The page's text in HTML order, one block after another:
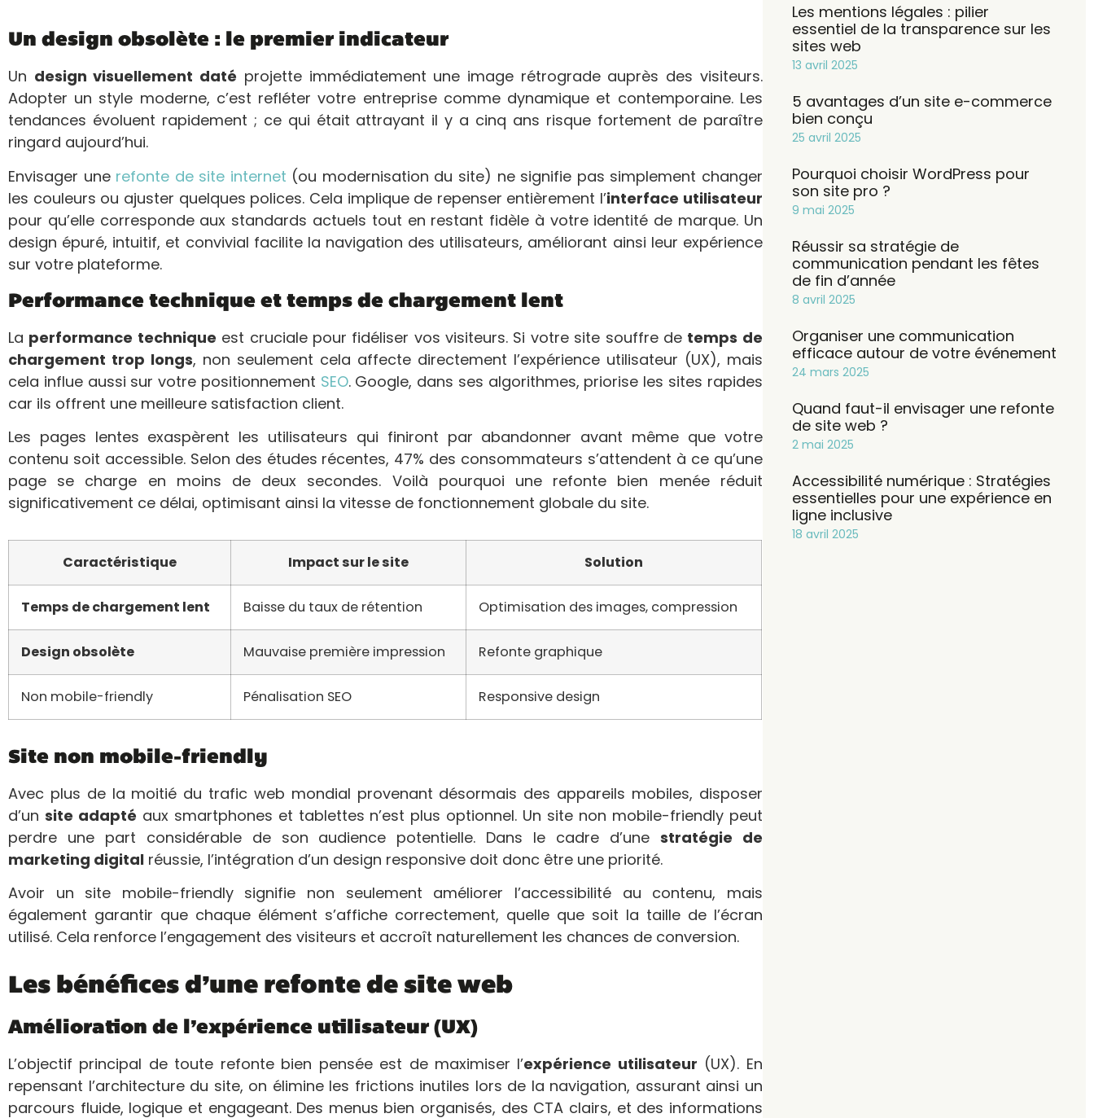
Un design obsolète : le premier indicateur
Un design visuellement daté projette immédiatement une image rétrograde auprès des visiteurs.
Adopter un style moderne, c’est refléter votre entreprise comme dynamique et contemporaine. Les
tendances évoluent rapidement ; ce qui était attrayant il y a cinq ans risque fortement de paraître
ringard aujourd’hui.
Envisager une refonte de site internet (ou modernisation du site) ne signifie pas simplement changer
les couleurs ou ajuster quelques polices. Cela implique de repenser entièrement l’interface utilisateur
pour qu’elle corresponde aux standards actuels tout en restant fidèle à votre identité de marque. Un
design épuré, intuitif, et convivial facilite la navigation des utilisateurs, améliorant ainsi leur expérience
sur votre plateforme.
Performance technique et temps de chargement lent
La performance technique est cruciale pour fidéliser vos visiteurs. Si votre site souffre de temps de
chargement trop longs, non seulement cela affecte directement l’expérience utilisateur (UX), mais
cela influe aussi sur votre positionnement SEO. Google, dans ses algorithmes, priorise les sites rapides
car ils offrent une meilleure satisfaction client.
Les pages lentes exaspèrent les utilisateurs qui finiront par abandonner avant même que votre
contenu soit accessible. Selon des études récentes, 47% des consommateurs s’attendent à ce qu’une
page se charge en moins de deux secondes. Voilà pourquoi une refonte bien menée réduit
significativement ce délai, optimisant ainsi la vitesse de fonctionnement globale du site.
Caractéristique Impact sur le site Solution
Temps de chargement lent Baisse du taux de rétention Optimisation des images, compression
Design obsolète Mauvaise première impression Refonte graphique
Non mobile-friendly Pénalisation SEO Responsive design
Site non mobile-friendly
Avec plus de la moitié du trafic web mondial provenant désormais des appareils mobiles, disposer
d’un site adapté aux smartphones et tablettes n’est plus optionnel. Un site non mobile-friendly peut
perdre une part considérable de son audience potentielle. Dans le cadre d’une stratégie de
marketing digital réussie, l’intégration d’un design responsive doit donc être une priorité.
Avoir un site mobile-friendly signifie non seulement améliorer l’accessibilité au contenu, mais
également garantir que chaque élément s’affiche correctement, quelle que soit la taille de l’écran
utilisé. Cela renforce l’engagement des visiteurs et accroît naturellement les chances de conversion.
Les bénéfices d’une refonte de site web
Amélioration de l’expérience utilisateur (UX)
L’objectif principal de toute refonte bien pensée est de maximiser l’expérience utilisateur (UX). En
repensant l’architecture du site, on élimine les frictions inutiles lors de la navigation, assurant ainsi un
parcours fluide, logique et engageant. Des menus bien organisés, des CTA clairs, et des informations
Les mentions légales : pilier
essentiel de la transparence sur les
sites web
13 avril 2025
5 avantages d’un site e-commerce
bien conçu
25 avril 2025
Pourquoi choisir WordPress pour
son site pro ?
9 mai 2025
Réussir sa stratégie de
communication pendant les fêtes
de fin d’année
8 avril 2025
Organiser une communication
efficace autour de votre événement
24 mars 2025
Quand faut-il envisager une refonte
de site web ?
2 mai 2025
Accessibilité numérique : Stratégies
essentielles pour une expérience en
ligne inclusive
18 avril 2025